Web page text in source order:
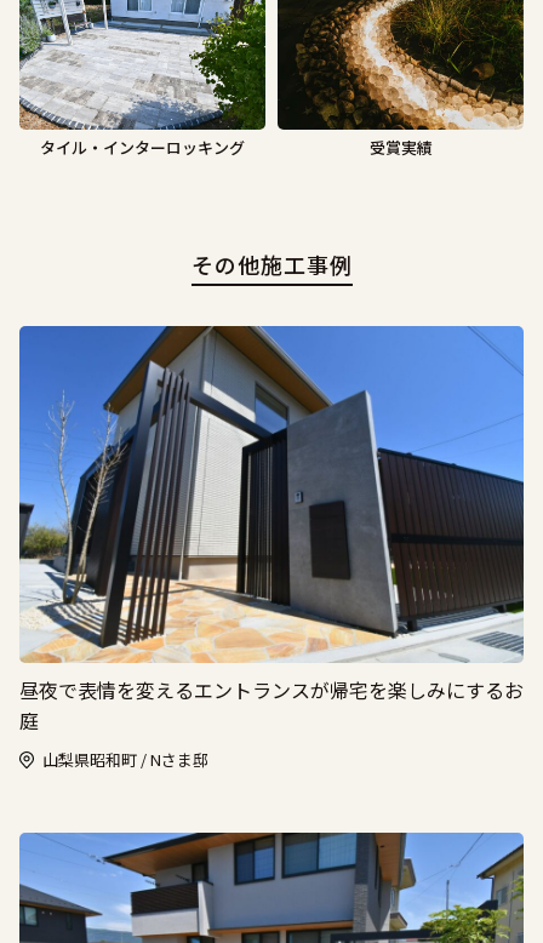
タイル・インターロッキング 受賞実績
その他施工事例
昼夜で表情を変えるエントランスが帰宅を楽しみにするお
庭
山梨県昭和町 / Nさま邸